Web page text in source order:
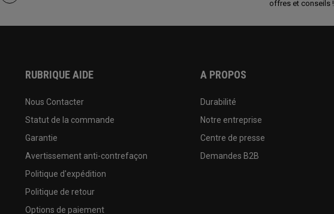
offres et conseils !
RUBRIQUE AIDE
Nous Contacter
Statut de la commande
Garantie
Avertissement anti-contrefaçon
Politique d'expédition
Politique de retour
Options de paiement
A PROPOS
Durabilité
Notre entreprise
Centre de presse
Demandes B2B